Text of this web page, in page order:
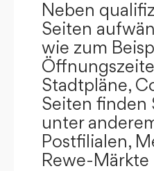
Neben
Seiten
wie zum
Stadtpläne,
Seiten finden
unter
Postfilialen,
Rewe-